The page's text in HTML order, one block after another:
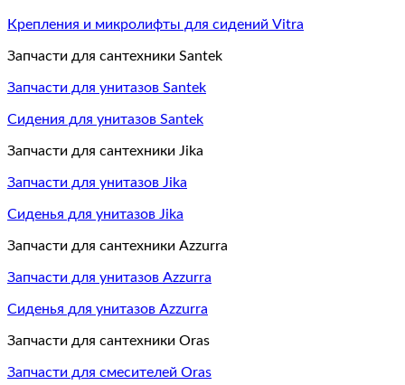
Крепления и микролифты для сидений Vitra
Запчасти для сантехники Santek
Запчасти для унитазов Santek
Сидения для унитазов Santek
Запчасти для сантехники Jika
Запчасти для унитазов Jika
Сиденья для унитазов Jika
Запчасти для сантехники Azzurra
Запчасти для унитазов Azzurra
Сиденья для унитазов Azzurra
Запчасти для сантехники Oras
Запчасти для смесителей Oras